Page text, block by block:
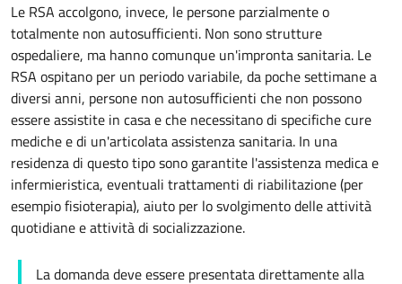
Le RSA accolgono, invece, le persone parzialmente o
totalmente non autosufficienti. Non sono strutture
ospedaliere, ma hanno comunque un'impronta sanitaria. Le
RSA ospitano per un periodo variabile, da poche settimane a
diversi anni, persone non autosufficienti che non possono
essere assistite in casa e che necessitano di specifiche cure
mediche e di un'articolata assistenza sanitaria. In una
residenza di questo tipo sono garantite l'assistenza medica e
infermieristica, eventuali trattamenti di riabilitazione (per
esempio fisioterapia), aiuto per lo svolgimento delle attività
quotidiane e attività di socializzazione.
La domanda deve essere presentata direttamente alla